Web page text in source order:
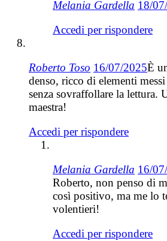
Melania Gardella 18/
Accedi per rispondere
Roberto Toso 16/07/2025È
denso, ricco di elementi
senza sovraffollare la lettura.
maestra!
Accedi per rispondere
Melania Gardella 16/
Roberto, non penso di
così positivo, ma me lo
volentieri!
Accedi per rispondere